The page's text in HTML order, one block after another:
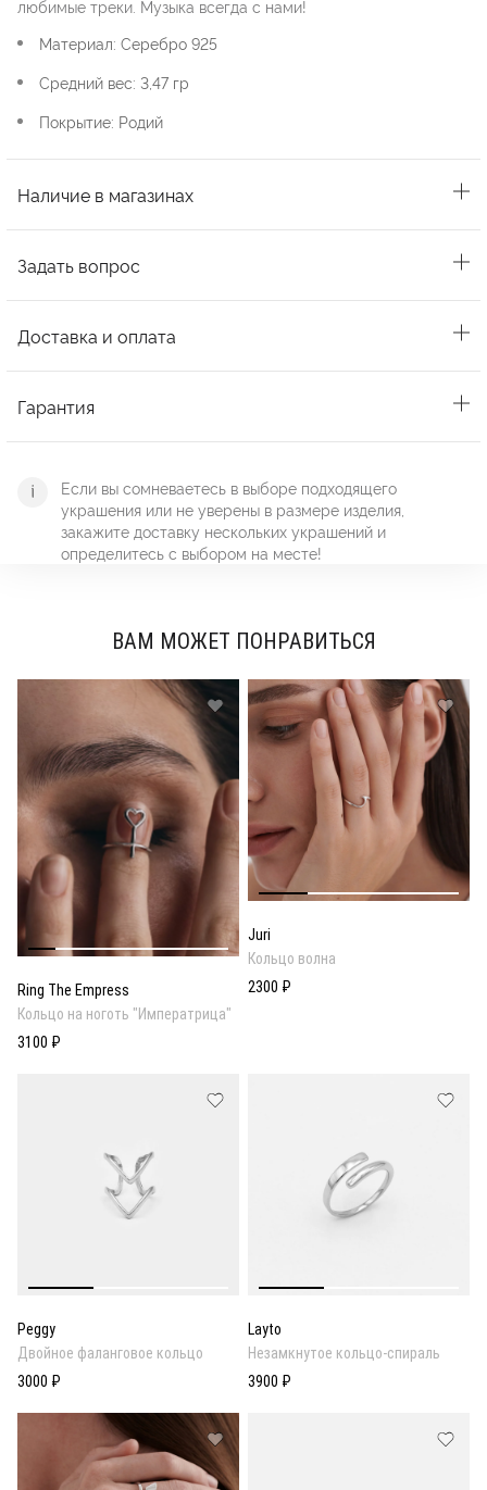
любимые треки. Музыка всегда с нами!
Материал: Серебро 925
Средний вес: 3,47 гр
Покрытие: Родий
Наличие в магазинах
Задать вопрос
Доставка и оплата
Гарантия
Если вы сомневаетесь в выборе подходящего
украшения или не уверены в размере изделия,
закажите доставку нескольких украшений и
определитесь с выбором на месте!
ВАМ МОЖЕТ ПОНРАВИТЬСЯ
Ring The Empress
Кольцо на ноготь "Императрица"
3100 ₽
Juri
Кольцо волна
2300 ₽
Peggy
Двойное фаланговое кольцо
3000 ₽
Layto
Незамкнутое кольцо-спираль
3900 ₽